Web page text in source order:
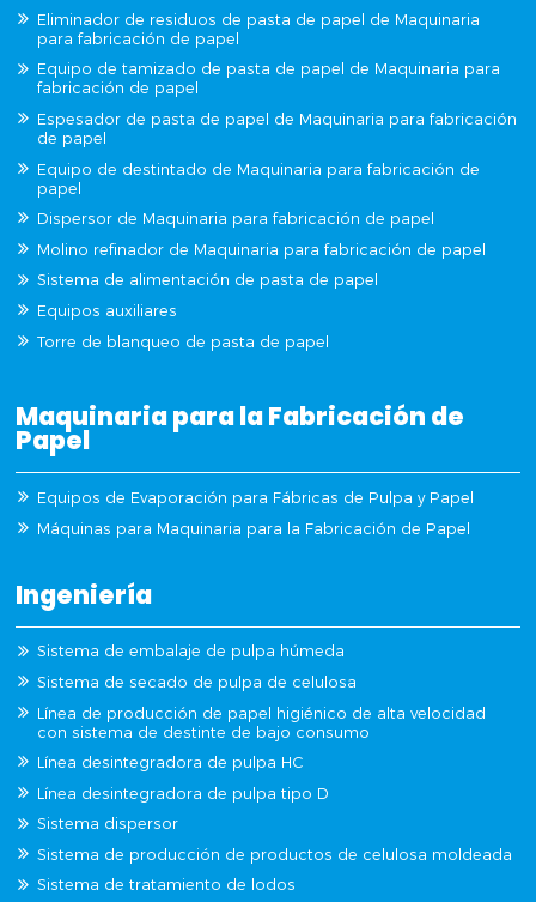
Eliminador de residuos de pasta de papel de Maquinaria
para fabricación de papel
Equipo de tamizado de pasta de papel de Maquinaria para
fabricación de papel
Espesador de pasta de papel de Maquinaria para fabricación
de papel
Equipo de destintado de Maquinaria para fabricación de
papel
Dispersor de Maquinaria para fabricación de papel
Molino refinador de Maquinaria para fabricación de papel
Sistema de alimentación de pasta de papel
Equipos auxiliares
Torre de blanqueo de pasta de papel
Maquinaria para la Fabricación de
Papel
Equipos de Evaporación para Fábricas de Pulpa y Papel
Máquinas para Maquinaria para la Fabricación de Papel
Ingeniería
Sistema de embalaje de pulpa húmeda
Sistema de secado de pulpa de celulosa
Línea de producción de papel higiénico de alta velocidad
con sistema de destinte de bajo consumo
Línea desintegradora de pulpa HC
Línea desintegradora de pulpa tipo D
Sistema dispersor
Sistema de producción de productos de celulosa moldeada
Sistema de tratamiento de lodos